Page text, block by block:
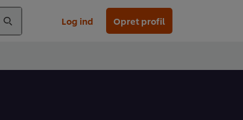
Log ind Opret profil